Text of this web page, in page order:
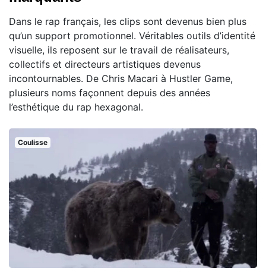
Dans le rap français, les clips sont devenus bien plus
qu’un support promotionnel. Véritables outils d’identité
visuelle, ils reposent sur le travail de réalisateurs,
collectifs et directeurs artistiques devenus
incontournables. De Chris Macari à Hustler Game,
plusieurs noms façonnent depuis des années
l’esthétique du rap hexagonal.
Coulisse